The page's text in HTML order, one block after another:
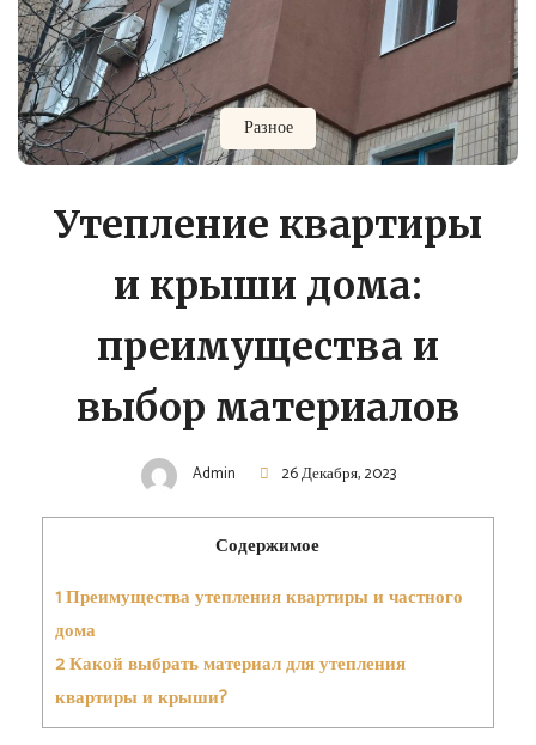
Разное
Утепление квартиры
и крыши дома:
преимущества и
выбор материалов
Admin 26 Декабря, 2023
Содержимое
1Преимущества утепления квартиры и частного
дома
2Какой выбрать материал для утепления
квартиры и крыши?